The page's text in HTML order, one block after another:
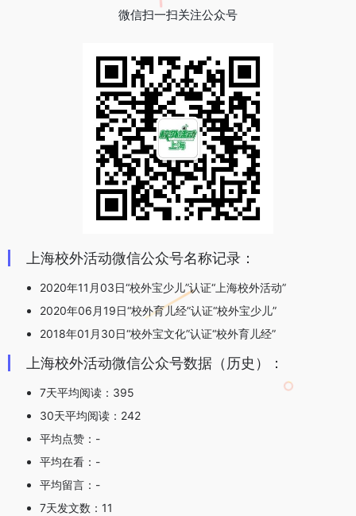
微信扫一扫关注公众号
上海校外活动微信公众号名称记录：
2020年11月03日“校外宝少儿”认证“上海校外活动”
2020年06月19日“校外育儿经”认证“校外宝少儿”
2018年01月30日“校外宝文化”认证“校外育儿经”
上海校外活动微信公众号数据（历史）：
7天平均阅读：395
30天平均阅读：242
平均点赞：-
平均在看：-
平均留言：-
7天发文数：11